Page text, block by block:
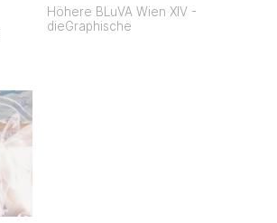
Höhere BLuVA Wien XIV -
dieGraphische